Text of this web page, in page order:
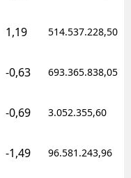
1,19 514.537.228,50
-0,63 693.365.838,05
-0,69 3.052.355,60
-1,49 96.581.243,96